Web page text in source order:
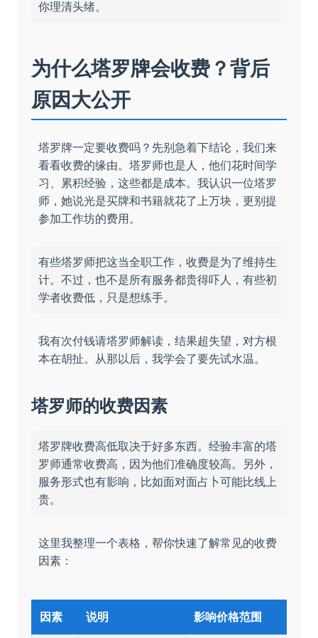
你理清头绪。
为什么塔罗牌会收费？背后
原因大公开
塔罗牌一定要收费吗？先别急着下结论，我们来
看看收费的缘由。塔罗师也是人，他们花时间学
习、累积经验，这些都是成本。我认识一位塔罗
师，她说光是买牌和书籍就花了上万块，更别提
参加工作坊的费用。
有些塔罗师把这当全职工作，收费是为了维持生
计。不过，也不是所有服务都贵得吓人，有些初
学者收费低，只是想练手。
我有次付钱请塔罗师解读，结果超失望，对方根
本在胡扯。从那以后，我学会了要先试水温。
塔罗师的收费因素
塔罗牌收费高低取决于好多东西。经验丰富的塔
罗师通常收费高，因为他们准确度较高。另外，
服务形式也有影响，比如面对面占卜可能比线上
贵。
这里我整理一个表格，帮你快速了解常见的收费
因素：
因素 说明 影响价格范围